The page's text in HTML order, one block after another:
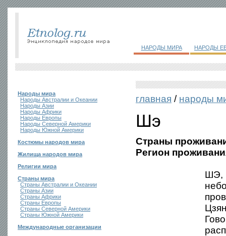
НАРОДЫ МИРА НАРОДЫ
Народы мира
Народы Австралии и Океании
Народы Азии
Народы Африки
Народы Европы
Народы Северной Америки
Народы Южной Америки
Костюмы народов мира
Жилища народов мира
Религии мира
Страны мира
Страны Австралии и Океании
Страны Азии
Страны Африки
Страны Европы
Страны Северной Америки
Страны Южной Америки
Международные организации
главная / народы
Шэ
Страны
Регион
ШЭ,